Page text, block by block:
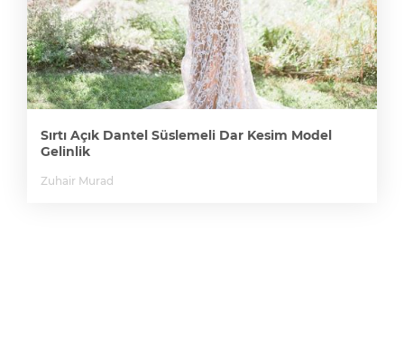
Sırtı Açık Dantel Süslemeli Dar Kesim Model
Gelinlik
Zuhair Murad